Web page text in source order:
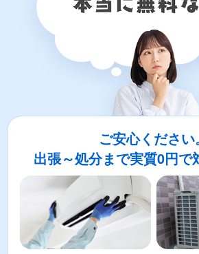
ご安心ください
出張～処分まで実質0円で